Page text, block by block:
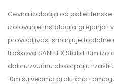
Cevna izolacija od
izolovanje instalacija grejanja i
provodljivost smanjuje
troškova.SANFLEX Stabil 10m
dobru zvučnu absorpciju i
10m su veoma praktična i